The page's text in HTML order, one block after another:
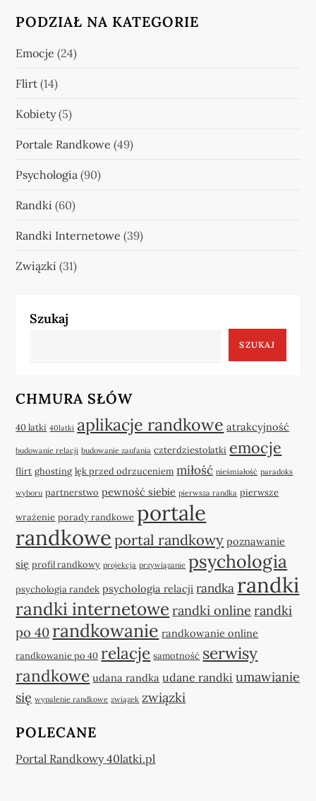
PODZIAŁ NA KATEGORIE
Emocje (24)
Flirt (14)
Kobiety(5)
Portale Randkowe (49)
Psychologia (90)
Randki (60)
Randki Internetowe (39)
Związki (31)
Szukaj
SZUKAJ
CHMURA SŁÓW
40 latki 40latki aplikacje randkowe atrakcyjność
budowanie relacji budowanie zaufania czterdziestolatki emocje
flirt ghosting lęk przed odrzuceniem miłość nieśmiałość paradoks
wyboru partnerstwo pewność siebie pierwsza randka pierwsze
wrażenie porady randkowe portale
randkowe portal randkowy poznawanie
się profil randkowy projekcja przywiązanie psychologia
psychologia randek psychologia relacji randka randki
randki internetowe randki online randki
po 40 randkowanie randkowanie online
randkowanie po 40 relacje samotność serwisy
randkowe udana randka udane randki umawianie
się wypalenie randkowe związek związki
POLECANE
Portal Randkowy 40latki.pl